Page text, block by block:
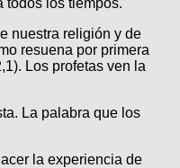
nuestra religión y de
resuena por primera
Los profetas ven la
La palabra que los
la experiencia de